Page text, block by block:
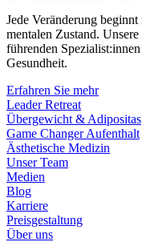
Jede Veränderung
mentalen Zustand.
führenden
Gesundheit.
Erfahren Sie mehr
Leader Retreat
Übergewicht & Adipositas
Game Changer Aufenthalt
Ästhetische Medizin
Unser Team
Medien
Blog
Karriere
Preisgestaltung
Über uns